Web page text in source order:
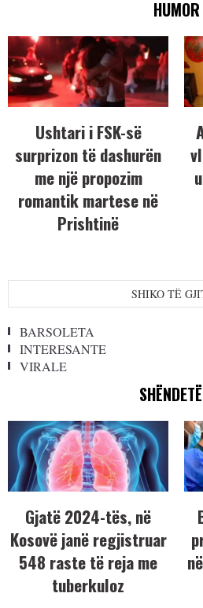
HUMOR
Ushtari i FSK-së
surprizon të dashurën
me një propozim
romantik martese në
Prishtinë
SHIKO TË
BARSOLETA
INTERESANTE
VIRALE
Gjatë 2024-tës, në
Kosovë janë regjistruar
548 raste të reja me
tuberkuloz